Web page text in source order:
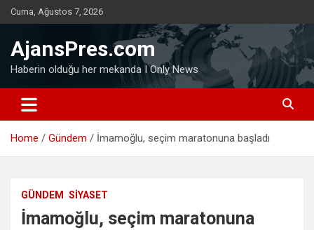
Skip
to
Cuma, Ağustos 7, 2026
AjansPres.com
Haberin olduğu her mekanda I Only News
Home Gündem İmamoğlu, seçim maratonuna başladı
GÜNDEM SIYASET
İmamoğlu, seçim maratonuna